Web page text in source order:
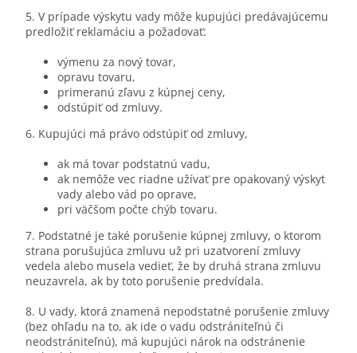
5. V prípade výskytu vady môže kupujúci predávajúcemu
predložiť reklamáciu a požadovať:
výmenu za nový tovar,
opravu tovaru,
primeranú zľavu z kúpnej ceny,
odstúpiť od zmluvy.
6. Kupujúci má právo odstúpiť od zmluvy,
ak má tovar podstatnú vadu,
ak nemôže vec riadne užívať pre opakovaný výskyt
vady alebo vád po oprave,
pri väčšom počte chýb tovaru.
7. Podstatné je také porušenie kúpnej zmluvy, o ktorom
strana porušujúca zmluvu už pri uzatvorení zmluvy
vedela alebo musela vedieť, že by druhá strana zmluvu
neuzavrela, ak by toto porušenie predvídala.
8. U vady, ktorá znamená nepodstatné porušenie zmluvy
(bez ohľadu na to, ak ide o vadu odstrániteľnú či
neodstrániteľnú), má kupujúci nárok na odstránenie